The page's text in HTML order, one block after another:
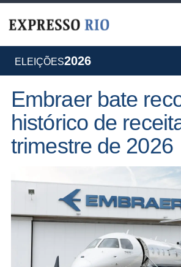
ELEIÇÕES2026
Embraer bate
histórico de
trimestre de 2026